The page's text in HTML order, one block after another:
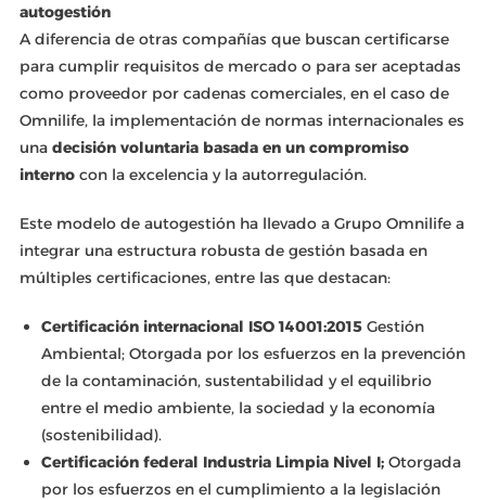
autogestión
A diferencia de otras compañías que buscan certificarse
para cumplir requisitos de mercado o para ser aceptadas
como proveedor por cadenas comerciales, en el caso de
Omnilife, la implementación de normas internacionales es
una decisión voluntaria basada en un compromiso
interno con la excelencia y la autorregulación.
Este modelo de autogestión ha llevado a Grupo Omnilife a
integrar una estructura robusta de gestión basada en
múltiples certificaciones, entre las que destacan:
Certificación internacional ISO 14001:2015 Gestión
Ambiental; Otorgada por los esfuerzos en la prevención
de la contaminación, sustentabilidad y el equilibrio
entre el medio ambiente, la sociedad y la economía
(sostenibilidad).
Certificación federal Industria Limpia Nivel I; Otorgada
por los esfuerzos en el cumplimiento a la legislación